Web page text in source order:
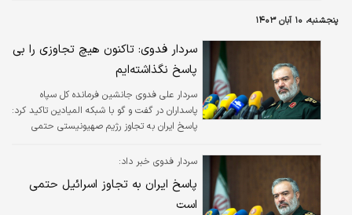
پنجشنبه، ۱۰ آبان ۱۴۰۳
سردار فدوی: تاکنون هیچ تجاوزی را بی
پاسخ نگذاشته‌ایم
سردار علی فدوی جانشین فرمانده کل سپاه
پاسداران در گفت و گو با شبکه المیادین تاکید کرد:
پاسخ ایران به تجاوز رژیم صهیونیستی حتمی
سردار فدوی خبر داد:
پاسخ ایران به تجاوز اسرائیل حتمی
است